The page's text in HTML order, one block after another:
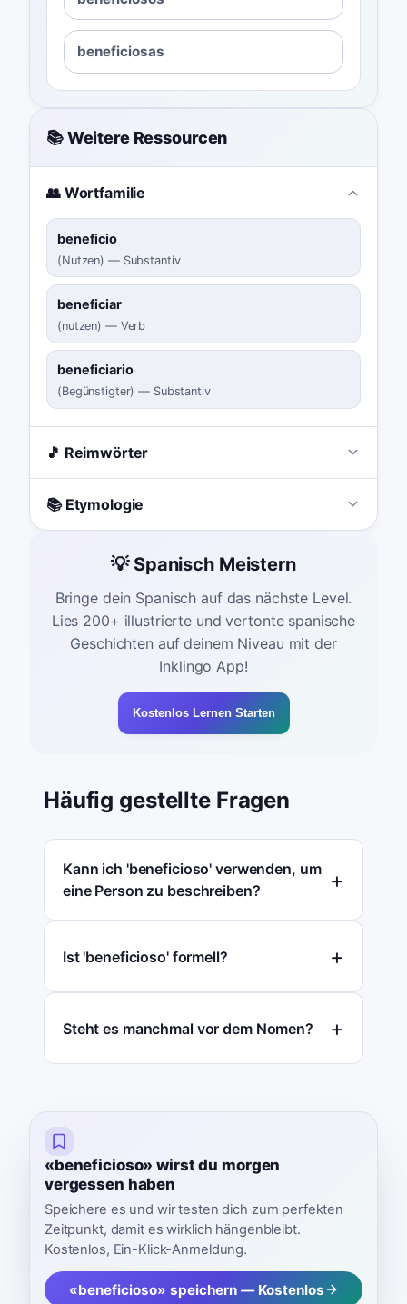
beneficiosas
📚 Weitere Ressourcen
👥 Wortfamilie
beneficio
(Nutzen) — Substantiv
beneficiar
(nutzen) — Verb
beneficiario
(Begünstigter) — Substantiv
🎵 Reimwörter
📚 Etymologie
💡 Spanisch Meistern
Bringe dein Spanisch auf das nächste Level.
Lies 200+ illustrierte und vertonte spanische
Geschichten auf deinem Niveau mit der
Inklingo App!
Kostenlos Lernen Starten
Häufig gestellte Fragen
Kann ich 'beneficioso' verwenden, um
eine Person zu beschreiben?
Ist 'beneficioso' formell?
Steht es manchmal vor dem Nomen?
«beneficioso» wirst du morgen
vergessen haben
Speichere es und wir testen dich zum perfekten
Zeitpunkt, damit es wirklich hängenbleibt.
Kostenlos, Ein-Klick-Anmeldung.
«beneficioso» speichern — Kostenlos